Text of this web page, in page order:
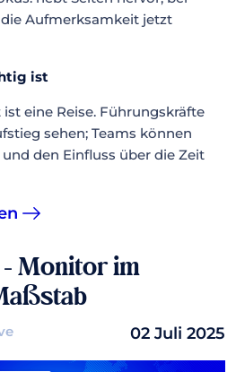
Aufmerksamkeit jetzt
ist
eine Reise. Führungskräfte
sehen; Teams können
den Einfluss über die Zeit
Monitor im
02 Juli 2025